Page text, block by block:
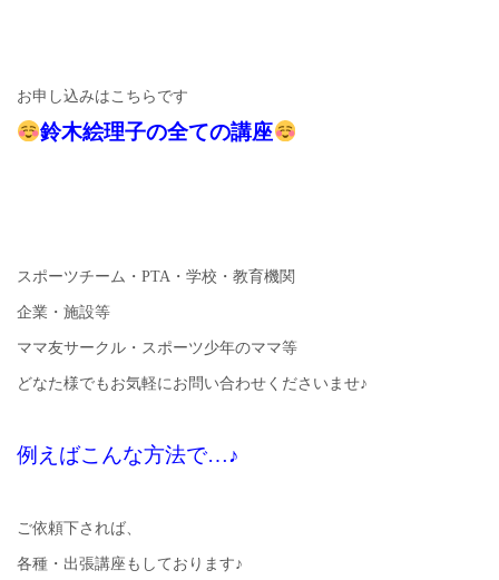
お申し込みはこちらです
鈴木絵理子の全ての講座
スポーツチーム・PTA・学校・教育機関
企業・施設等
ママ友サークル・スポーツ少年のママ等
どなた様でもお気軽にお問い合わせくださいませ♪
例えばこんな方法で…♪
ご依頼下されば、
各種・出張講座もしております♪